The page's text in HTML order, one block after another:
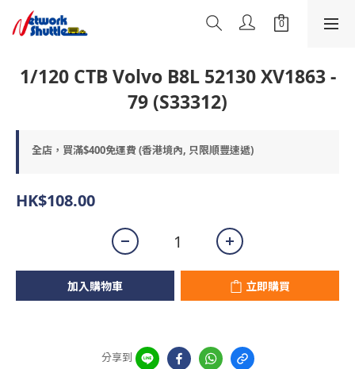
1/120 CTB Volvo B8L 52130 XV1863 -
79 (S33312)
全店，買滿$400免運費 (香港境內, 只限順豐速遞)
HK$108.00
加入購物車 立即購買
分享到